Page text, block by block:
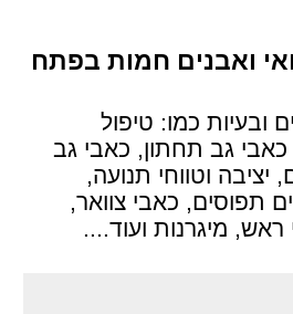
ואבנים חמות בפתח
ובעיות כמו: טיפול
גב תחתון, כאבי גב
יציבה וטווחי תנועה,
תפוסים, כאבי צוואר,
מיגרנות ועוד....